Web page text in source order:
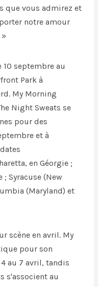
que vous admirez et
notre amour
10 septembre au
Park à
My Morning
Night Sweats se
pour des
et à
en Géorgie ;
Syracuse (New
(Maryland) et
scène en avril. My
pour son
au 7 avril, tandis
s'associent au